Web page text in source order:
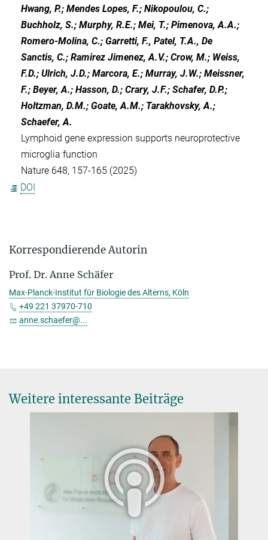
Hwang, P.; Mendes Lopes, F.; Nikopoulou, C.;
Buchholz, S.; Murphy, R.E.; Mei, T.; Pimenova, A.A.;
Romero-Molina, C.; Garretti, F., Patel, T.A., De
Sanctis, C.; Ramirez Jimenez, A.V.; Crow, M.; Weiss,
F.D.; Ulrich, J.D.; Marcora, E.; Murray, J.W.; Meissner,
F.; Beyer, A.; Hasson, D.; Crary, J.F.; Schafer, D.P.;
Holtzman, D.M.; Goate, A.M.; Tarakhovsky, A.;
Schaefer, A.
Lymphoid gene expression supports neuroprotective
microglia function
Nature 648, 157-165 (2025)
DOI
Korrespondierende Autorin
Prof. Dr. Anne Schäfer
Max-Planck-Institut für Biologie des Alterns, Köln
+49 221 37970-710
anne.schaefer@...
Weitere interessante Beiträge